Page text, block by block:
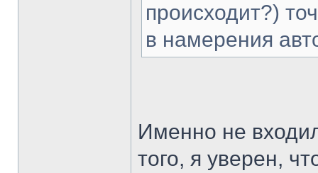
происходит?)
в намерения
Именно не
того, я уверен,